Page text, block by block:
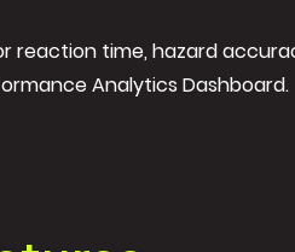
time, hazard
Analytics Dashboard.